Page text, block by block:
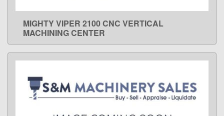
LEARN MORE
MIGHTY VIPER 2100 CNC VERTICAL
MACHINING CENTER